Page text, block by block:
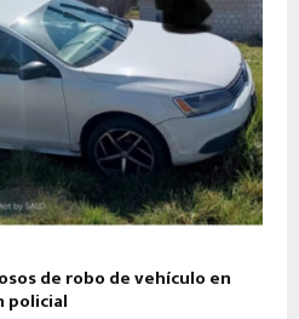
de robo de vehículo en
policial